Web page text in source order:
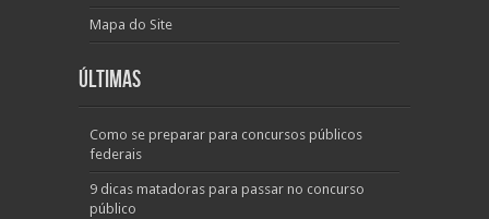
Mapa do Site
Últimas
Como se preparar para concursos públicos
federais
9 dicas matadoras para passar no concurso
público